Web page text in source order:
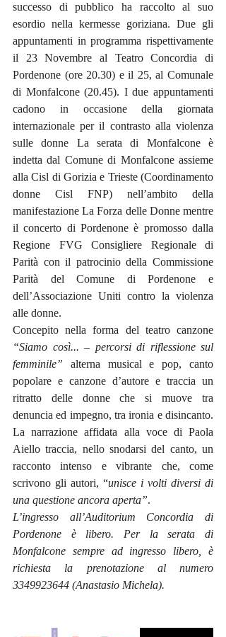
successo di pubblico ha raccolto al suo
esordio nella kermesse goriziana. Due gli
appuntamenti in programma rispettivamente
il 23 Novembre al Teatro Concordia di
Pordenone (ore 20.30) e il 25, al Comunale
di Monfalcone (20.45). I due appuntamenti
cadono in occasione della giornata
internazionale per il contrasto alla violenza
sulle donne La serata di Monfalcone è
indetta dal Comune di Monfalcone assieme
alla Cisl di Gorizia e Trieste (Coordinamento
donne Cisl FNP) nell’ambito della
manifestazione La Forza delle Donne mentre
il concerto di Pordenone è promosso dalla
Regione FVG Consigliere Regionale di
Parità con il patrocinio della Commissione
Parità del Comune di Pordenone e
dell’Associazione Uniti contro la violenza
alle donne.
“Siamo così... – percorsi di riflessione sul
femminile” alterna musical e pop, canto
popolare e canzone d’autore e traccia un
ritratto delle donne che si muove tra
denuncia ed impegno, tra ironia e disincanto.
La narrazione affidata alla voce di Paola
Aiello traccia, nello snodarsi del canto, un
racconto intenso e vibrante che, come
scrivono gli autori, “unisce i volti diversi di
una questione ancora aperta”.
L’ingresso all’Auditorium Concordia di
Pordenone è libero. Per la serata di
Monfalcone sempre ad ingresso libero, è
richiesta la prenotazione al numero
3349923644 (Anastasio Michela).